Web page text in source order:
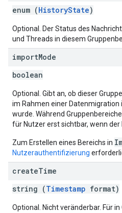
enum (HistoryState)
Optional. Der Status des
und Threads in diesem
importMode
boolean
Optional. Gibt an, ob dieser
im Rahmen einer Datenmigration
wurde. Während
für Nutzer erst sichtbar, wenn der
Zum Erstellen eines Bereichs in
Nutzerauthentifizierung
createTime
string (Timestamp format)
Optional. Nicht veränderbar. Für